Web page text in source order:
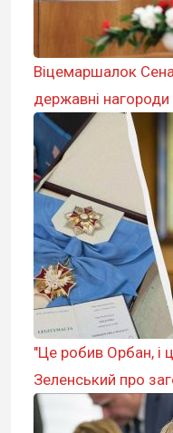
Віцемаршалок
державні нагороди
"Це робив Орбан, і
Зеленський про